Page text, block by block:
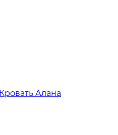
Кровать Алана